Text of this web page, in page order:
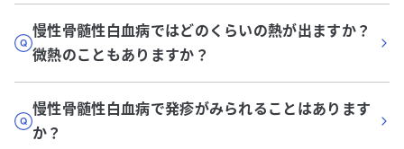
慢性骨髄性白血病ではどのくらいの熱が出ますか？
微熱のこともありますか？
慢性骨髄性白血病で発疹がみられることはあります
か？